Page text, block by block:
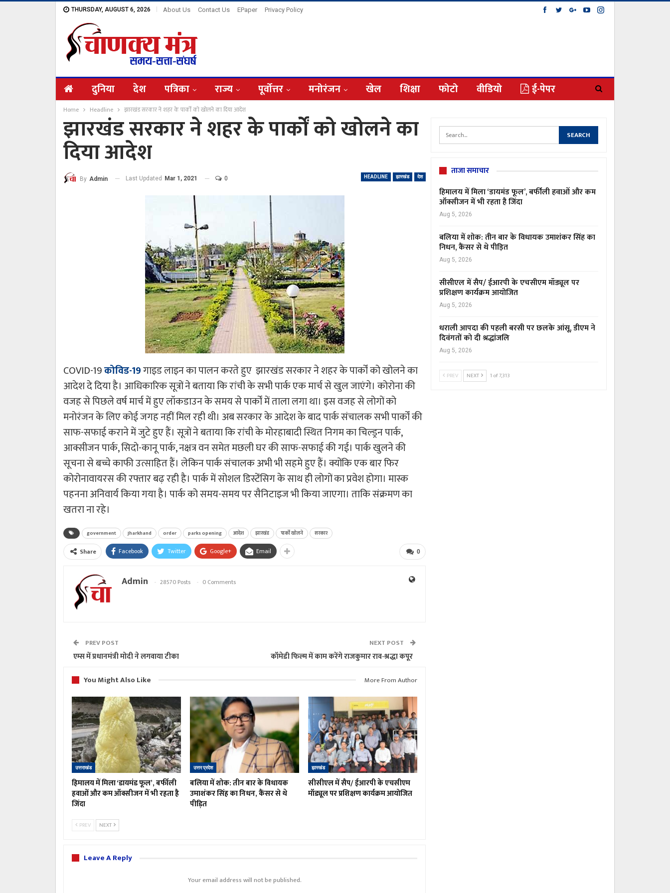
THURSDAY, AUGUST 6, 2026 About Us Contact Us EPaper Privacy Policy
दुनिया देश पत्रिका राज्य पूर्वोत्तर मनोरंजन खेल शिक्षा फोटो वीडियो ई-पेपर
Home Headline झारखंड सरकार ने शहर के पार्कों को खोलने का दिया आदेश
झारखंड सरकार ने शहर के पार्कों को खोलने का
दिया आदेश
HEADLINE झारखंड देश
By Admin Last Updated Mar 1, 2021 0
COVID-19कोविड-19गाइड लाइन का पालन करते हुए झारखंड सरकार ने शहर के पार्कों को खोलने का
आदेश दे दिया है। आधिकारिक सूत्रों ने बताया कि रांची के सभी पार्क एक मार्च से खुल जाएंगे। कोरोना की
वजह से पिछले वर्ष मार्च में हुए लॉकडाउन के समय से पार्कों में ताला लगा था। इस वजह से लोगों को
मनोरंजन के लिए कोई जगह नहीं मिल रही थी। अब सरकार के आदेश के बाद पार्क संचालक सभी पार्कों की
साफ-सफाई कराने में जुटे हुए हैं। सूत्रों ने बताया कि रांची के मोरहाबादी स्थित निगम का चिल्ड्रन पार्क,
आक्सीजन पार्क, सिदो-कानू पार्क, नक्षत्र वन समेत मछली घर की साफ-सफाई की गई। पार्क खुलने की
सूचना से बच्चे काफी उत्साहित हैं। लेकिन पार्क संचालक अभी भी सहमे हुए हैं। क्योंकि एक बार फिर
कोरोनावायरस की रफ्तार बढ़ रही है। पार्क में सोशल डिस्टेंंसिग के साथ ही लोगों का प्रवेश होगा। मास्क
पहनना अनिवार्य किया गया है। पार्क को समय-समय पर सैनिटाइज भी किया जाएगा। ताकि संक्रमण का
खतरा ना रहे।
government Jharkhand order parks opening आदेश झारखंड पार्कों खोलने सरकार
0
Share Facebook Twitter Google+ Email
Admin 28570 Posts 0 Comments
PREV POST
एम्स में प्रधानमंत्री मोदी ने लगवाया टीका
NEXT POST
कॉमेडी फिल्म में काम करेंगे राजकुमार राव-श्रद्धा कपूर
You Might Also Like
More From Author
उत्तराखंड
हिमालय में मिला ‘डायमंड फूल’, बर्फीली
हवाओं और कम ऑक्सीजन में भी रहता है
जिंदा
उत्तर प्रदेश
बलिया में शोक: तीन बार के विधायक
उमाशंकर सिंह का निधन, कैंसर से थे
पीड़ित
झारखंड
सीसीएल में सैप/ ईआरपी के एचसीएम
मॉड्यूल पर प्रशिक्षण कार्यक्रम आयोजित
PREV NEXT
Leave A Reply
Your email address will not be published.
ताजा समाचार
हिमालय में मिला ‘डायमंड फूल’, बर्फीली हवाओं और कम
ऑक्सीजन में भी रहता है जिंदा
Aug 5, 2026
बलिया में शोक: तीन बार के विधायक उमाशंकर सिंह का
निधन, कैंसर से थे पीड़ित
Aug 5, 2026
सीसीएल में सैप/ ईआरपी के एचसीएम मॉड्यूल पर
प्रशिक्षण कार्यक्रम आयोजित
Aug 5, 2026
धराली आपदा की पहली बरसी पर छलके आंसू, डीएम ने
दिवंगतों को दी श्रद्धांजलि
Aug 5, 2026
PREV NEXT 1 of 7,313